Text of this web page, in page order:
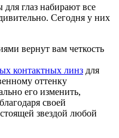
глаз набирают все
Сегодня у них
вернут вам четкость
контактных линз для
оттенку
его изменить,
своей
звездой любой